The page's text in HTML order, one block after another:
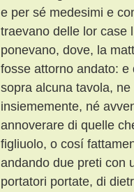
e per sé medesimi e
traevano delle lor case
ponevano, dove, la
fosse attorno andato:
sopra alcuna tavola,
insiememente, né
annoverare di quelle
figliuolo, o cosí
andando due preti con
portatori portate, di